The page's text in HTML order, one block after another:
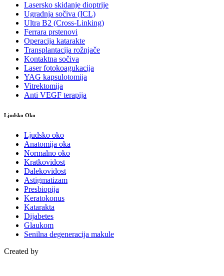
Lasersko skidanje dioptrije
Ugradnja sočiva (ICL)
Ultra B2 (Cross-Linking)
Ferrara prstenovi
Operacija katarakte
Transplantacija rožnjače
Kontaktna sočiva
Laser fotokoagukacija
YAG kapsulotomija
Vitrektomija
Anti VEGF terapija
Ljudsko Oko
Ljudsko oko
Anatomija oka
Normalno oko
Kratkovidost
Dalekovidost
Astigmatizam
Presbiopija
Keratokonus
Katarakta
Dijabetes
Glaukom
Senilna degeneracija makule
Created by